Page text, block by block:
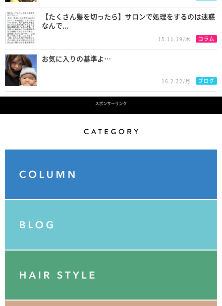
【たくさん髪を切ったら】サロンで処理をするのは迷惑
なんで...
15.11.19/木 コラム
お気に入りの基準よ…
16.2.22/月 ブログ
スポンサーリンク